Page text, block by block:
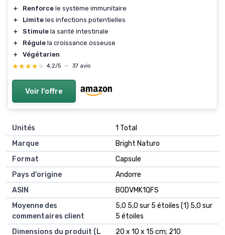
＋ Renforce le système immunitaire
＋
Limite les infections potentielles
＋
Stimule la santé intestinale
＋
Régule la croissance osseuse
＋
Végétarien
★★★★★
★★★★★ 4,2/5 — 37 avis
Voir l'offre
Unités
‎1 Total
Marque
‎Bright Naturo
Format
‎Capsule
Pays d'origine
‎Andorre
ASIN
B0DVMK1QFS
Moyenne des
commentaires client
5,0 5,0 sur 5 étoiles (1) 5,0 sur
5 étoiles
Dimensions du produit (L
20 x 10 x 15 cm; 210